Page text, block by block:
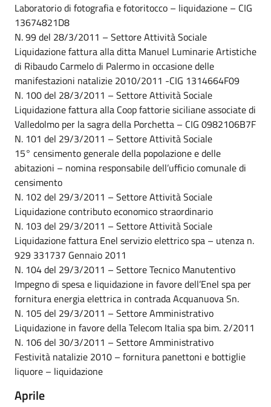
Laboratorio di fotografia e fotoritocco – liquidazione – CIG
13674821D8
N. 99 del 28/3/2011 – Settore Attività Sociale
Liquidazione fattura alla ditta Manuel Luminarie Artistiche
di Ribaudo Carmelo di Palermo in occasione delle
manifestazioni natalizie 2010/2011 -CIG 1314664F09
N. 100 del 28/3/2011 – Settore Attività Sociale
Liquidazione fattura alla Coop fattorie siciliane associate di
Valledolmo per la sagra della Porchetta – CIG 0982106B7F
N. 101 del 29/3/2011 – Settore Attività Sociale
15° censimento generale della popolazione e delle
abitazioni – nomina responsabile dell’ufficio comunale di
censimento
N. 102 del 29/3/2011 – Settore Attività Sociale
Liquidazione contributo economico straordinario
N. 103 del 29/3/2011 – Settore Attività Sociale
Liquidazione fattura Enel servizio elettrico spa – utenza n.
929 331737 Gennaio 2011
N. 104 del 29/3/2011 – Settore Tecnico Manutentivo
Impegno di spesa e liquidazione in favore dell’Enel spa per
fornitura energia elettrica in contrada Acquanuova Sn.
N. 105 del 29/3/2011 – Settore Amministrativo
Liquidazione in favore della Telecom Italia spa bim. 2/2011
N. 106 del 30/3/2011 – Settore Amministrativo
Festività natalizie 2010 – fornitura panettoni e bottiglie
liquore – liquidazione
Aprile